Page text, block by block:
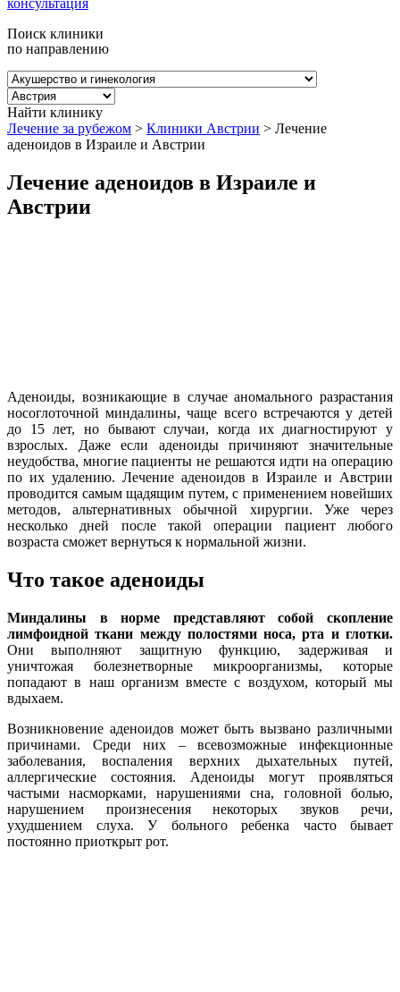
консультация
Поиск клиники
по направлению
Найти клинику
Лечение за рубежом > Клиники Австрии > Лечение
аденоидов в Израиле и Австрии
Лечение аденоидов в Израиле и
Австрии
Аденоиды, возникающие в случае аномального разрастания
носоглоточной миндалины, чаще всего встречаются у детей
до 15 лет, но бывают случаи, когда их диагностируют у
взрослых. Даже если аденоиды причиняют значительные
неудобства, многие пациенты не решаются идти на операцию
по их удалению. Лечение аденоидов в Израиле и Австрии
проводится самым щадящим путем, с применением новейших
методов, альтернативных обычной хирургии. Уже через
несколько дней после такой операции пациент любого
возраста сможет вернуться к нормальной жизни.
Что такое аденоиды
Миндалины в норме представляют собой скопление
лимфоидной ткани между полостями носа, рта и глотки.
Они выполняют защитную функцию, задерживая и
уничтожая болезнетворные микроорганизмы, которые
попадают в наш организм вместе с воздухом, который мы
вдыхаем.
Возникновение аденоидов может быть вызвано различными
причинами. Среди них – всевозможные инфекционные
заболевания, воспаления верхних дыхательных путей,
аллергические состояния. Аденоиды могут проявляться
частыми насморками, нарушениями сна, головной болью,
нарушением произнесения некоторых звуков речи,
ухудшением слуха. У больного ребенка часто бывает
постоянно приоткрыт рот.